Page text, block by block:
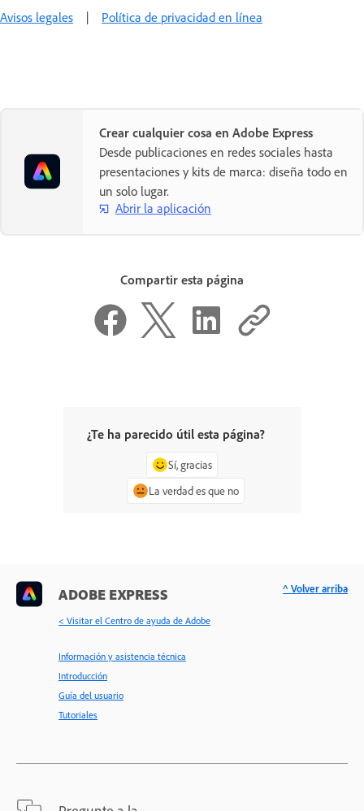
Avisos legales | Política de privacidad en línea
Crear cualquier cosa en Adobe Express
Desde publicaciones en redes sociales hasta
presentaciones y kits de marca: diseña todo en
un solo lugar.
Abrir la aplicación
Compartir esta página
¿Te ha parecido útil esta página?
Sí, gracias
La verdad es que no
ADOBE EXPRESS
< Visitar el Centro de ayuda de Adobe
Información y asistencia técnica
Introducción
Guía del usuario
Tutoriales
^ Volver arriba